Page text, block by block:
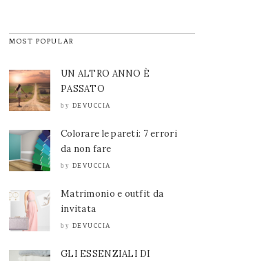
MOST POPULAR
UN ALTRO ANNO È
PASSATO
by DEVUCCIA
Colorare le pareti: 7 errori
da non fare
by DEVUCCIA
Matrimonio e outfit da
invitata
by DEVUCCIA
GLI ESSENZIALI DI